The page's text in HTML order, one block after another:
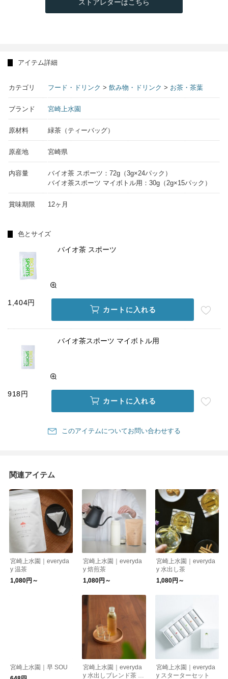
ストアレターはこちら
アイテム詳細
カテゴリ フード・ドリンク > 飲み物・ドリンク > お茶・茶葉
ブランド 宮崎上水園
原材料 緑茶（ティーバッグ）
原産地 宮崎県
内容量
バイオ茶 スポーツ：72g（3g×24パック）
バイオ茶スポーツ マイボトル用：30g（2g×15パック）
賞味期限 12ヶ月
色とサイズ
バイオ茶 スポーツ
1,404円
カートに入れる
バイオ茶スポーツ マイボトル用
918円
カートに入れる
このアイテムについてお問い合わせする
関連アイテム
宮崎上水園｜everyda
y 温茶
1,080円～
宮崎上水園｜everyda
y 焙煎茶
1,080円～
宮崎上水園｜everyda
y 水出し茶
1,080円～
宮崎上水園｜早 SOU
宮崎上水園｜everyda
y 水出しブレンド茶 ア
宮崎上水園｜everyda
y スターターセット